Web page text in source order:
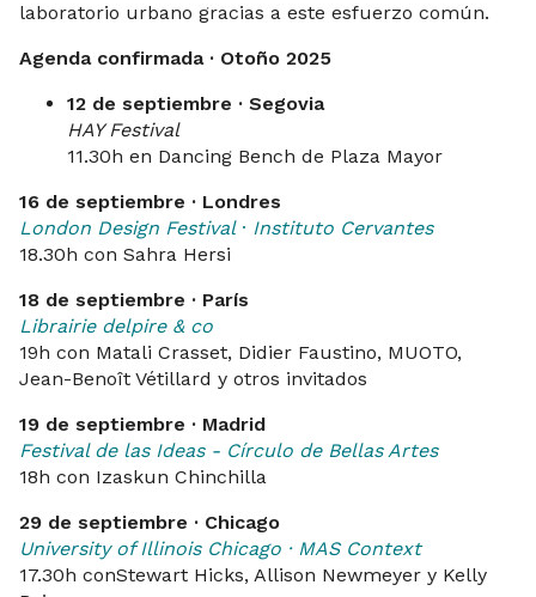
laboratorio urbano gracias a este esfuerzo común.
Agenda confirmada · Otoño 2025
12 de septiembre · Segovia
HAY Festival
11.30h en Dancing Bench de Plaza Mayor
16 de septiembre · Londres
London Design Festival· Instituto Cervantes
18.30h con Sahra Hersi
18 de septiembre · París
Librairie delpire & co
19h con Matali Crasset, Didier Faustino, MUOTO,
Jean-Benoît Vétillard y otros invitados
19 de septiembre · Madrid
Festival de las Ideas - Círculo de Bellas Artes
18h con Izaskun Chinchilla
29 de septiembre · Chicago
University of Illinois Chicago · MAS Context
17.30h conStewart Hicks, Allison Newmeyer y Kelly